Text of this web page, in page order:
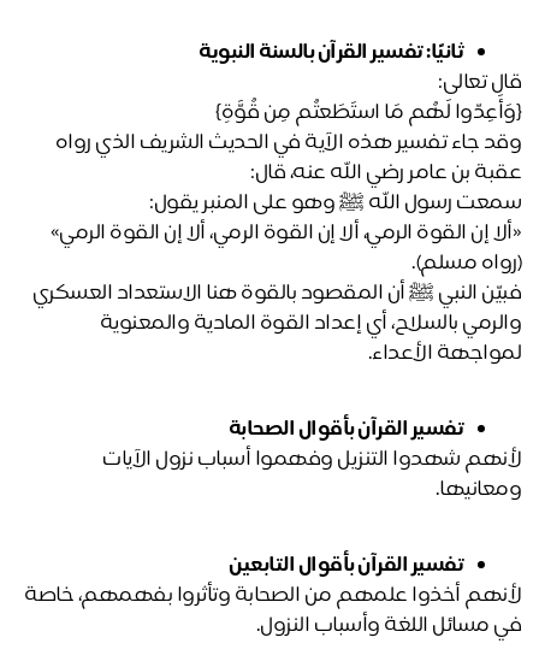
ثانيًا: تفسير القرآن بالسنة النبوية
تعالى:
لَهُم مَا استَطَعتُم مِن قُوَّةٍ}
وقد جاء تفسير هذه الآية في الحديث الشريف الذي رواه
بن عامر رضي الله عنه، قال:
رسول الله ﷺ وهو على المنبر يقول:
إن القوة الرمي، ألا إن القوة الرمي، ألا إن القوة الرمي»
مسلم).
فبيّن النبي ﷺ أن المقصود بالقوة هنا الاستعداد العسكري
والرمي بالسلاح، أي إعداد القوة المادية والمعنوية
الأعداء.
تفسير القرآن بأقوال الصحابة
لأنهم شهدوا التنزيل وفهموا أسباب نزول الآيات
تفسير القرآن بأقوال التابعين
لأنهم أخذوا علمهم من الصحابة وتأثروا بفهمهم، خاصة
مسائل اللغة وأسباب النزول.